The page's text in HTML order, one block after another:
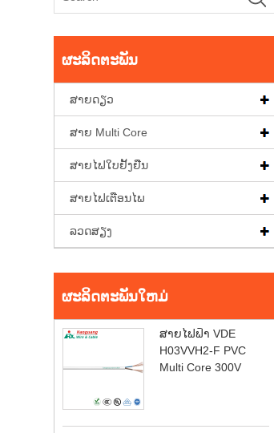
ຜະລິດຕະພັນ
ສາຍດຽວ
ສາຍ Multi Core
ສາຍໄຟໃບຢັ້ງຢືນ
ສາຍໄຟເຕືອນໄພ
ລວດສຽງ
ຜະລິດຕະພັນໃຫມ່
ສາຍໄຟຟ້າ VDE
H03VVH2-F PVC
Multi Core 300V